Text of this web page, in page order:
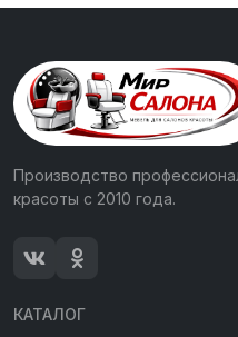
Производство
красоты с 2010 года.
КАТАЛОГ